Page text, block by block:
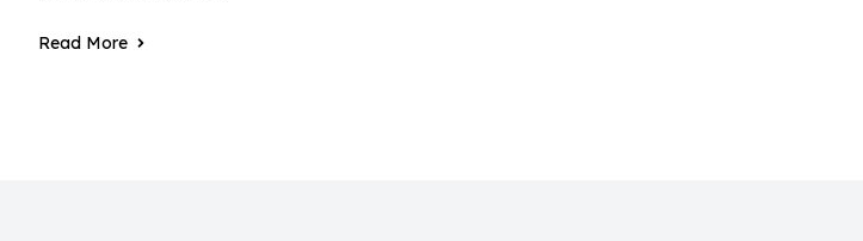
Read More